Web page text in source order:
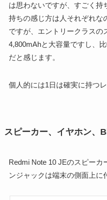
は思わないですが、すごく持
持ちの感じ方は人それぞれな
ですが、エントリークラスの
4,800mAhと大容量ですし、
だと感じます。
個人的には1日は確実に持つレ
スピーカー、イヤホン、
Redmi Note 10 JEのスピー
ンジャックは端末の側面上に